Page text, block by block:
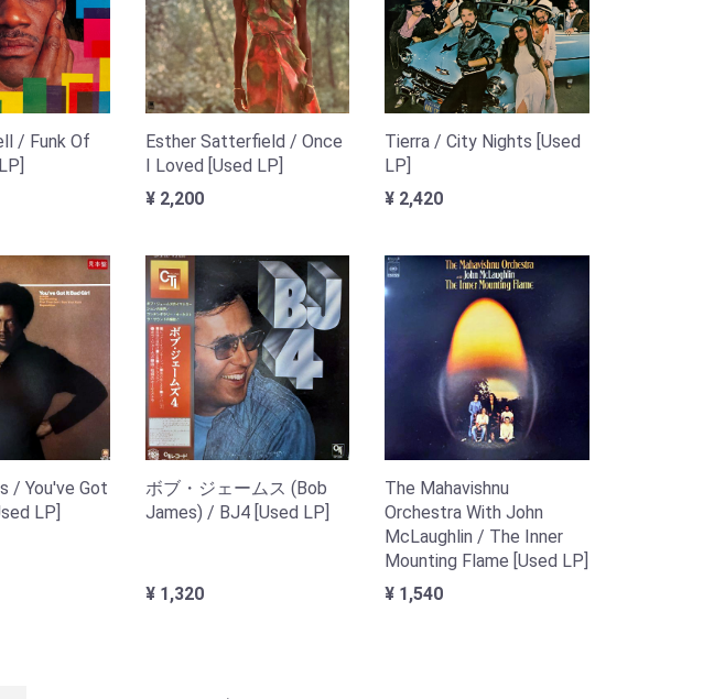
/ Funk Of
Esther Satterfield / Once
I Loved [Used LP]
¥ 2,200
Tierra / City Nights [Used
LP]
¥ 2,420
/ You've Got
LP]
ボブ・ジェームス (Bob
James) / BJ4 [Used LP]
¥ 1,320
The Mahavishnu
Orchestra With John
McLaughlin / The Inner
Mounting Flame [Used LP]
¥ 1,540